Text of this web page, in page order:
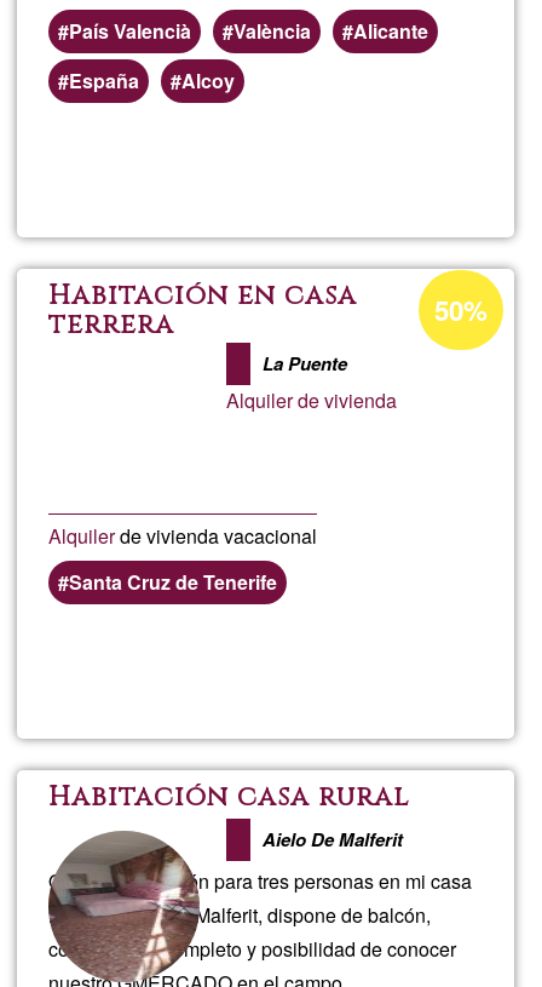
País Valencià
València
Alicante
España
Alcoy
Casa
Rural
Amor
Habitación en casa
terrera
La Puente
Alquiler de vivienda
Alquilerde vivienda vacacional
Santa Cruz de Tenerife
Porcentaje
de
aceptación
50%
terrera
Habitación casa rural
Aielo De Malferit
Ofrezco habitación para tres personas en mi casa
rural de Aielo de Malferit, dispone de balcón,
cocina, baño completo y posibilidad de conocer